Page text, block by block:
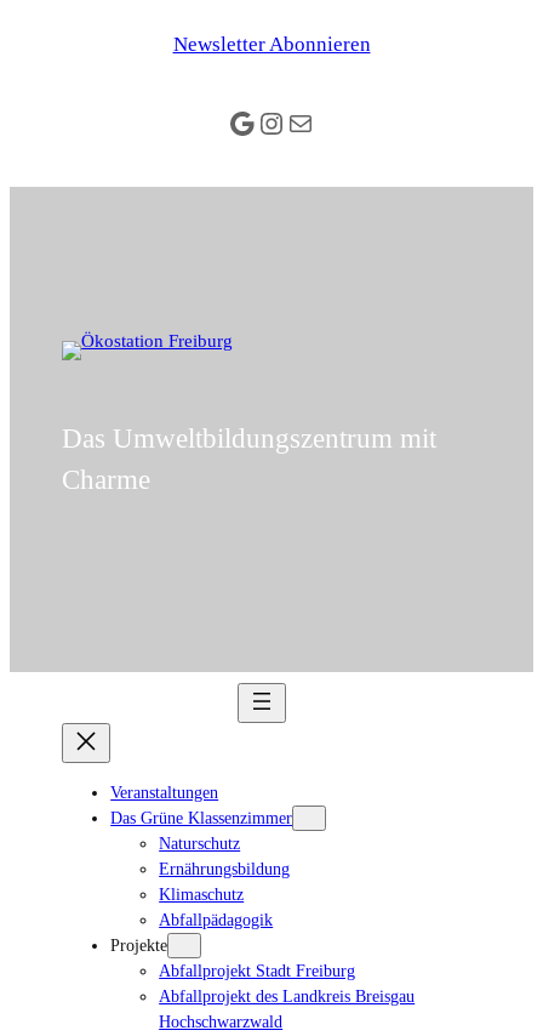
Newsletter Abonnieren
Google
Instagram
E-Mail
Das Umweltbildungszentrum mit
Charme
Veranstaltungen
Das Grüne Klassenzimmer
Naturschutz
Ernährungsbildung
Klimaschutz
Abfallpädagogik
Projekte
Abfallprojekt Stadt Freiburg
Abfallprojekt des Landkreis Breisgau
Hochschwarzwald